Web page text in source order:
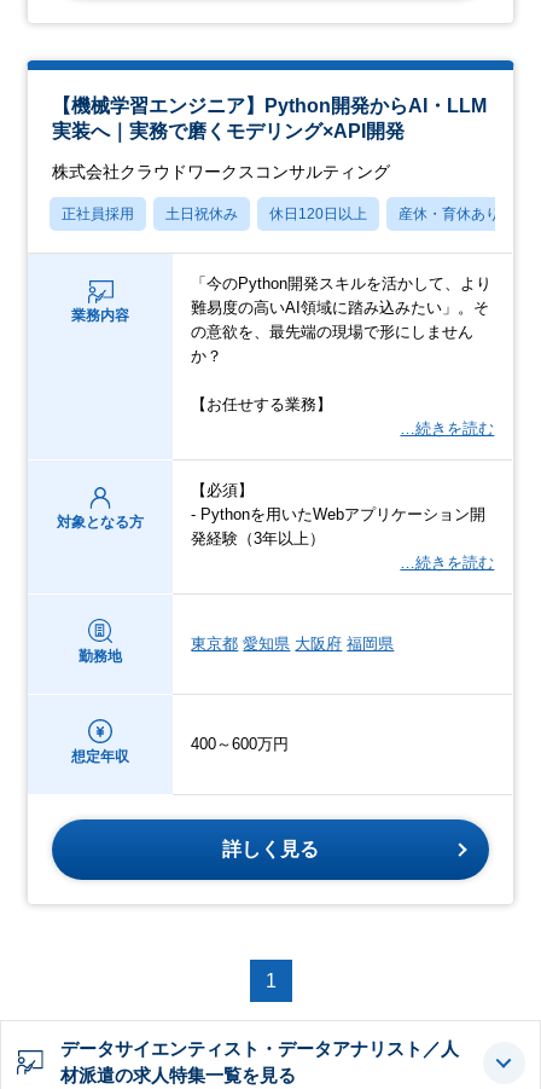
【機械学習エンジニア】Python開発からAI・LLM
実装へ｜実務で磨くモデリング×API開発
株式会社クラウドワークスコンサルティング
正社員採用 土日祝休み 休日120日以上 産休・育休あり
業務内容
「今のPython開発スキルを活かして、より
難易度の高いAI領域に踏み込みたい」。そ
の意欲を、最先端の現場で形にしません
か？
【お任せする業務】
…続きを読む
対象となる方
【必須】
- Pythonを用いたWebアプリケーション開
発経験（3年以上）
…続きを読む
勤務地
東京都 愛知県 大阪府 福岡県
想定年収
400～600万円
詳しく見る
1
データサイエンティスト・データアナリスト／人
材派遣の求人特集一覧を見る